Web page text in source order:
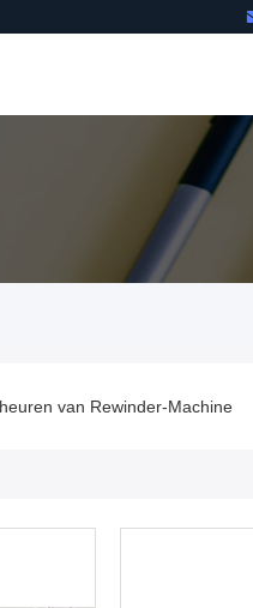
van Rewinder-Machine